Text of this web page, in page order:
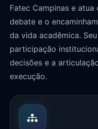
Fatec Campinas e
debate e o
da vida acadêmica.
participação
decisões e a
execução.